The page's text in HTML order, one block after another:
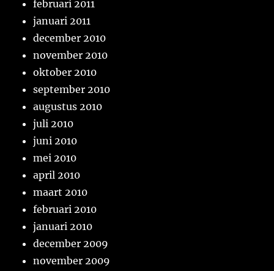
februari 2011
januari 2011
december 2010
november 2010
oktober 2010
september 2010
augustus 2010
juli 2010
juni 2010
mei 2010
april 2010
maart 2010
februari 2010
januari 2010
december 2009
november 2009